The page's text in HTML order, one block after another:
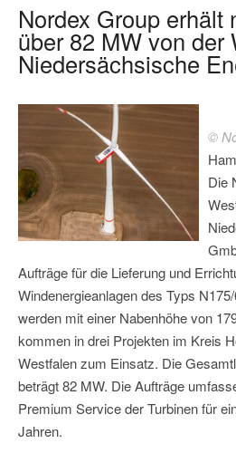
Nordex Group erhält
über 82 MW von der
Niedersächsische
©
Die
Aufträge für die Lieferung und
Windenergieanlagen des Typs
werden mit einer Nabenhöhe von
kommen in drei Projekten im Kreis
Westfalen zum Einsatz. Die
beträgt 82 MW. Die Aufträge
Premium Service der Turbinen für
Jahren.